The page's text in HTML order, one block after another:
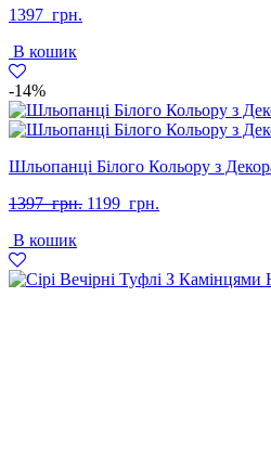
1397 грн.
В кошик
-14%
Шльопанці Білого Кольору з
1397 грн. Оригінальна
1199 грн.
В кошик